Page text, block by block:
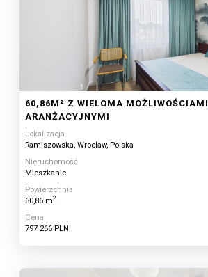
60,86M² Z WIELOMA MOŻLIWOŚCIAMI
ARANŻACYJNYMI
Lokalizacja
Ramiszowska, Wrocław, Polska
Nieruchomość
Mieszkanie
Powierzchnia
60,86 m2
Cena
797 266 PLN